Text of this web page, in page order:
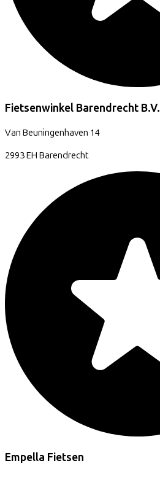
Fietsenwinkel Barendrecht B.V.
Van Beuningenhaven 14
2993 EH Barendrecht
Empella Fietsen